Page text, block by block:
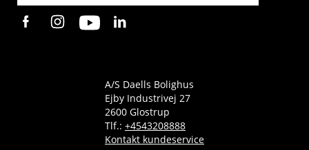
A/S Daells Bolighus
Ejby Industrivej 27
2600 Glostrup
Tlf.: +4543208888
Kontakt kundeservice